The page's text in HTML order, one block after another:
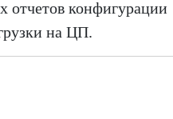
отчетов конфигурации
на ЦП.